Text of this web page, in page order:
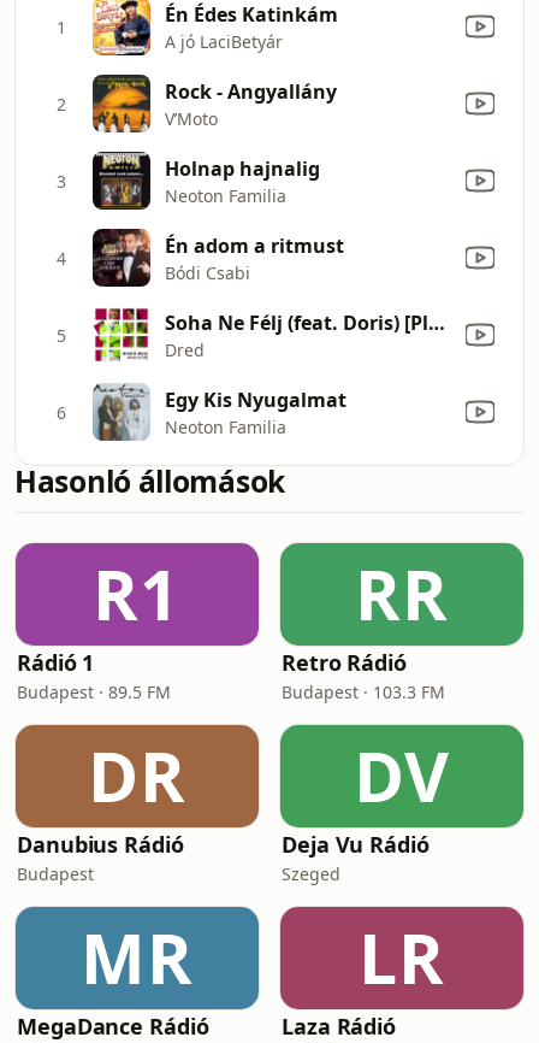
1 Én Édes Katinkám
A jó LaciBetyár
2 Rock - Angyallány
V’Moto
3 Holnap hajnalig
Neoton Familia
4 Én adom a ritmust
Bódi Csabi
5 Soha Ne Félj (feat. Doris) [Plscb & Celage Club Mix]
Dred
6 Egy Kis Nyugalmat
Neoton Familia
Hasonló állomások
R1
Rádió 1
Budapest · 89.5 FM
RR
Retro Rádió
Budapest · 103.3 FM
DR
Danubius Rádió
Budapest
DV
Deja Vu Rádió
Szeged
MR
MegaDance Rádió
LR
Laza Rádió